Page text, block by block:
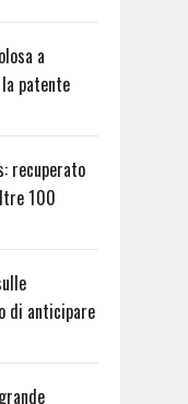
a
patente
recuperato
100
di anticipare